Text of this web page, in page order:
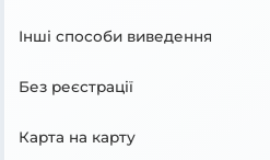
Інші способи виведення
Без реєстрації
Карта на карту